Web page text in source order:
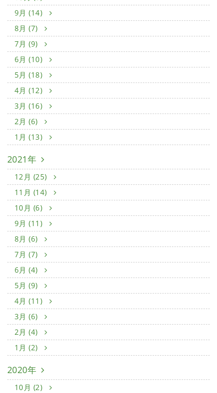
9月 (14)
8月 (7)
7月 (9)
6月 (10)
5月 (18)
4月 (12)
3月 (16)
2月 (6)
1月 (13)
2021年
12月 (25)
11月 (14)
10月 (6)
9月 (11)
8月 (6)
7月 (7)
6月 (4)
5月 (9)
4月 (11)
3月 (6)
2月 (4)
1月 (2)
2020年
10月 (2)